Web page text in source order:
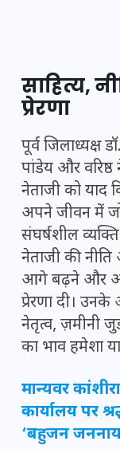
साहित्य,
प्रेरणा
पूर्व जिलाध्यक्ष
पांडेय और
नेताजी को याद
अपने जीवन में
संघर्षशील
नेताजी की नीति
आगे बढ़ने और
प्रेरणा दी। उनके
नेतृत्व, ज़मीनी
का भाव हमेशा
मान्यवर
कार्यालय पर
‘बहुजन